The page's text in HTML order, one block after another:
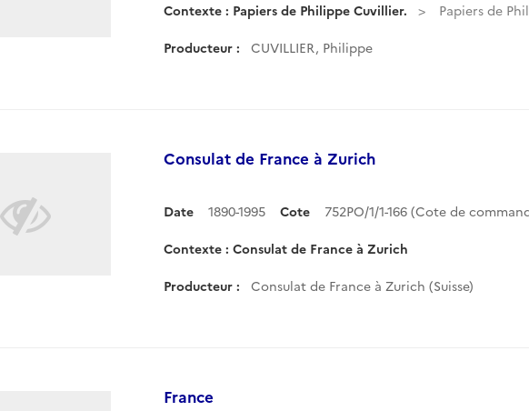
Contexte : Papiers de Philippe Cuvillier. Papiers de
Producteur : CUVILLIER, Philippe
Consulat de France à Zurich
Date 1890-1995 Cote 752PO/1/1-166 (Cote de
Contexte : Consulat de France à Zurich
Producteur : Consulat de France à Zurich (Suisse)
France